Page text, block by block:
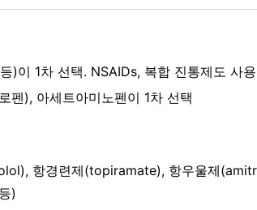
)이 1차 선택. NSAIDs, 복합 진통제도 사용
펜), 아세트아미노펜이 1차 선택
항경련제(topiramate), 항우울제
)